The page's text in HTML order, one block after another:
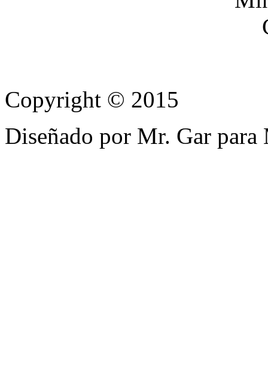
Copyright © 2015
Diseñado por Mr. Gar